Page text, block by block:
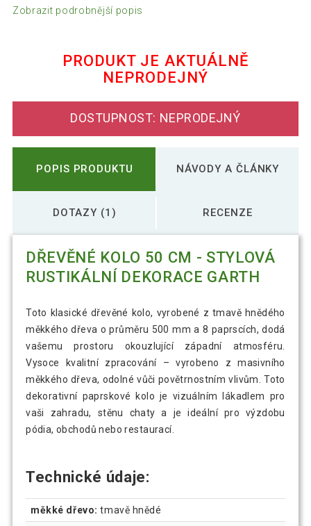
Zobrazit podrobnější popis
PRODUKT JE AKTUÁLNĚ
NEPRODEJNÝ
DOSTUPNOST: NEPRODEJNÝ
POPIS PRODUKTU NÁVODY A ČLÁNKY
DOTAZY (1) RECENZE
DŘEVĚNÉ KOLO 50 CM - STYLOVÁ
RUSTIKÁLNÍ DEKORACE GARTH
Toto klasické dřevěné kolo, vyrobené z tmavě hnědého
měkkého dřeva o průměru 500 mm a 8 paprscích, dodá
vašemu prostoru okouzlující západní atmosféru.
Vysoce kvalitní zpracování – vyrobeno z masivního
měkkého dřeva, odolné vůči povětrnostním vlivům. Toto
dekorativní paprskové kolo je vizuálním lákadlem pro
vaši zahradu, stěnu chaty a je ideální pro výzdobu
pódia, obchodů nebo restaurací.
Technické údaje:
měkké dřevo: tmavě hnědé